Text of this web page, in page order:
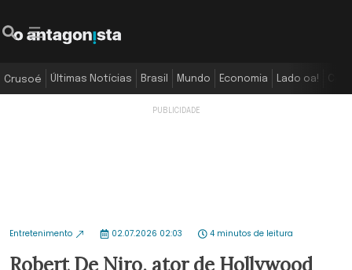
Crusoé Últimas Notícias Brasil Mundo Economia Lado oa!
Entretenimento 02.07.2026 02:03 4 minutos de leitura
Robert De Niro, ator de Hollywood